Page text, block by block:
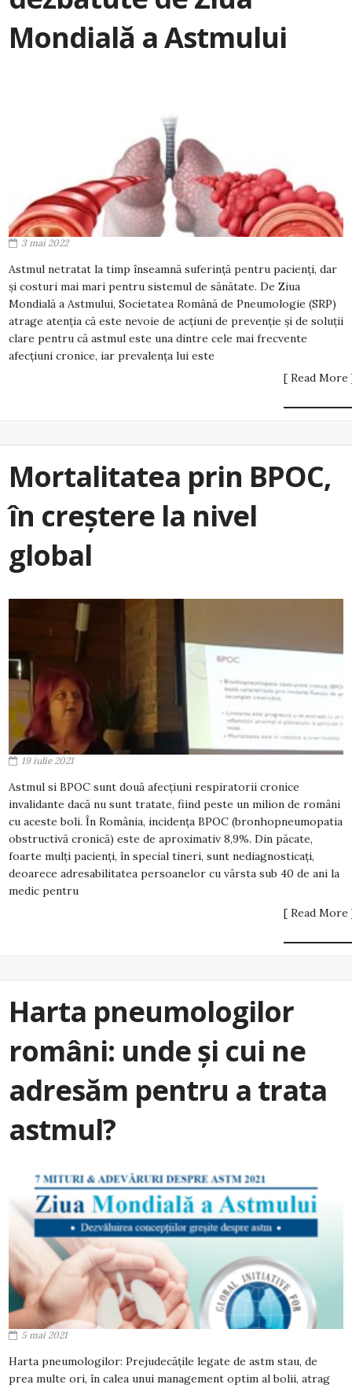
Mondială a Astmului
3 mai 2022
Astmul netratat la timp înseamnă suferință pentru pacienți, dar
și costuri mai mari pentru sistemul de sănătate. De Ziua
Mondială a Astmului, Societatea Română de Pneumologie (SRP)
atrage atenția că este nevoie de acțiuni de prevenție și de soluții
clare pentru că astmul este una dintre cele mai frecvente
afecțiuni cronice, iar prevalența lui este
[ Read More
Mortalitatea prin BPOC,
în creștere la nivel
global
19 iulie 2021
Astmul si BPOC sunt două afecțiuni respiratorii cronice
invalidante dacă nu sunt tratate, fiind peste un milion de români
cu aceste boli. În România, incidența BPOC (bronhopneumopatia
obstructivă cronică) este de aproximativ 8,9%. Din păcate,
foarte mulți pacienți, în special tineri, sunt nediagnosticați,
deoarece adresabilitatea persoanelor cu vârsta sub 40 de ani la
medic pentru
[ Read More
Harta pneumologilor
români: unde și cui ne
adresăm pentru a trata
astmul?
5 mai 2021
Harta pneumologilor: Prejudecățile legate de astm stau, de
prea multe ori, în calea unui management optim al bolii, atrag